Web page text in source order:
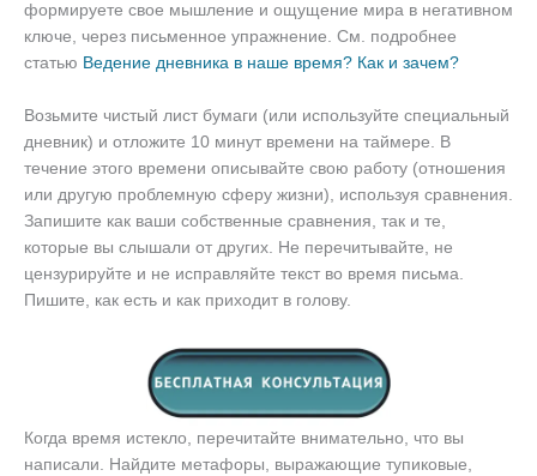
формируете свое мышление и ощущение мира в негативном
ключе, через письменное упражнение. См. подробнее
статью Ведение дневника в наше время? Как и зачем?
Возьмите чистый лист бумаги (или используйте специальный
дневник) и отложите 10 минут времени на таймере. В
течение этого времени описывайте свою работу (отношения
или другую проблемную сферу жизни), используя сравнения.
Запишите как ваши собственные сравнения, так и те,
которые вы слышали от других. Не перечитывайте, не
цензурируйте и не исправляйте текст во время письма.
Пишите, как есть и как приходит в голову.
Когда время истекло, перечитайте внимательно, что вы
написали. Найдите метафоры, выражающие тупиковые,